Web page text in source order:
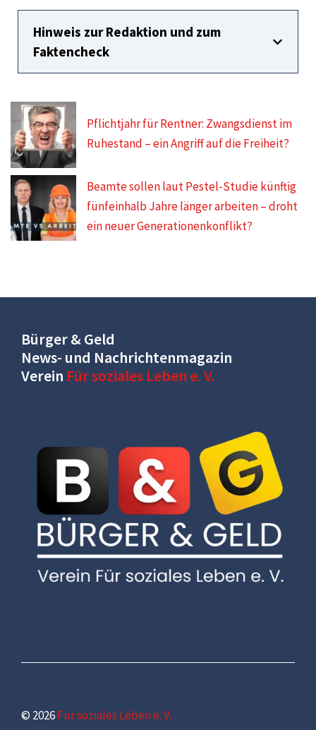
Hinweis zur Redaktion und zum
Faktencheck
Pflichtjahr für Rentner: Zwangsdienst im
Ruhestand – ein Angriff auf die Freiheit?
Beamte sollen laut Pestel-Studie künftig
fünfeinhalb Jahre länger arbeiten – droht
ein neuer Generationenkonflikt?
Bürger & Geld
News- und Nachrichtenmagazin
Verein Für soziales Leben e. V.
© 2026Für soziales Leben e. V.